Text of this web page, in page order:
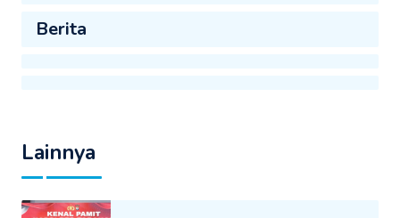
Berita
Lainnya